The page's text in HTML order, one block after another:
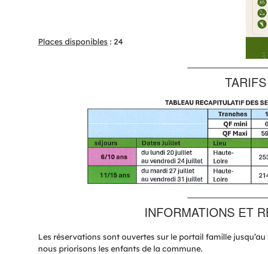
Places disponibles : 24
TARIFS
INFORMATIONS ET
Les réservations sont ouvertes sur le portail famille jusqu’au
nous priorisons les enfants de la commune.